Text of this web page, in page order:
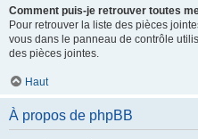
Comment puis-je retrouver toutes
Pour retrouver la liste des pièces
vous dans le panneau de contrôle
des pièces jointes.
Haut
À propos de phpBB